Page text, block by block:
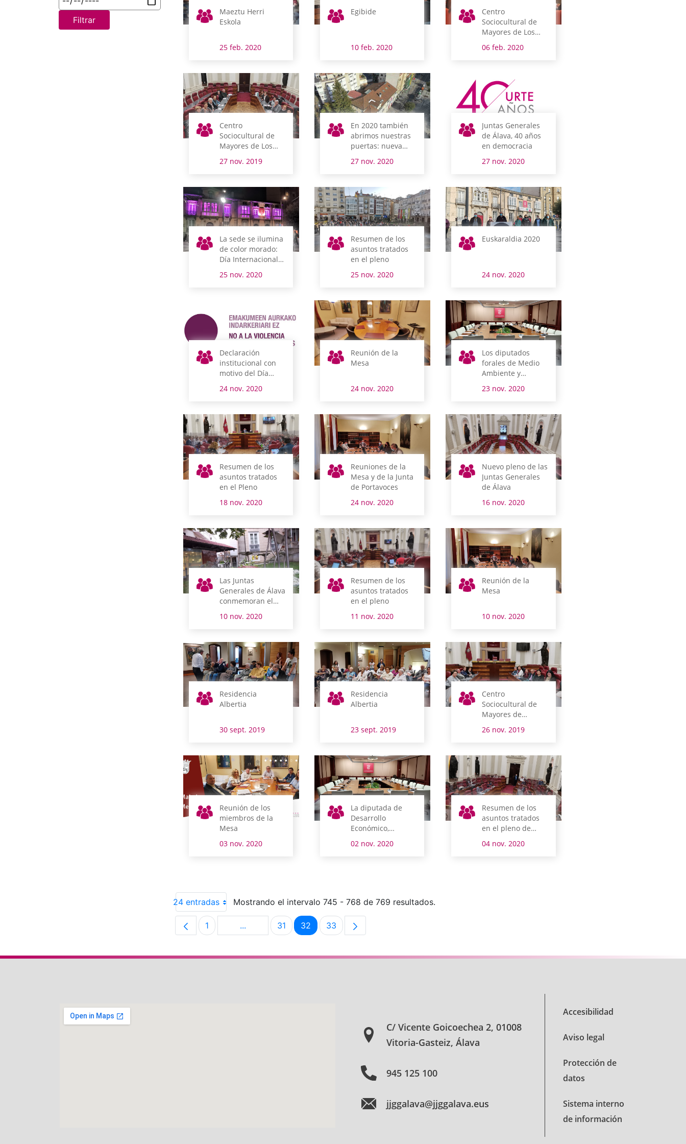
Filtrar
Maeztu Herri
Eskola
25 feb. 2020
Egibide
10 feb. 2020
Centro
Sociocultural de
Mayores de Los
06 feb. 2020
Centro
Sociocultural de
Mayores de Los
27 nov. 2019
En 2020 también
abrimos nuestras
puertas: nueva
27 nov. 2020
Juntas Generales
de Álava, 40 años
en democracia
27 nov. 2020
La sede se ilumina
de color morado:
Día Internacional
de la Violencia
25 nov. 2020
Resumen de los
asuntos tratados
en el pleno
25 nov. 2020
Euskaraldia 2020
24 nov. 2020
Declaración
institucional con
motivo del Día
la Eliminación de
la Mujer
24 nov. 2020
Reunión de la
Mesa
24 nov. 2020
Los diputados
forales de Medio
Ambiente y
Políticas Sociales y
comparecen esta
semana en
comisión
23 nov. 2020
Resumen de los
asuntos tratados
en el Pleno
18 nov. 2020
Reuniones de la
Mesa y de la Junta
de Portavoces
24 nov. 2020
Nuevo pleno de las
Juntas Generales
de Álava
16 nov. 2020
Las Juntas
Generales de Álava
conmemoran el
10 nov. 2020
Resumen de los
asuntos tratados
en el pleno
11 nov. 2020
Reunión de la
Mesa
10 nov. 2020
Residencia
Albertia
30 sept. 2019
Residencia
Albertia
23 sept. 2019
Centro
Sociocultural de
Mayores de
26 nov. 2019
Reunión de los
miembros de la
Mesa
03 nov. 2020
La diputada de
Desarrollo
Económico,
Demográfico y el
comisión
02 nov. 2020
Resumen de los
asuntos tratados
en el pleno de
04 nov. 2020
24 entradas Mostrando el intervalo 745 - 768 de 769 resultados.
Página
1 ...Páginas intermedias Use TAB para desplazarse.
Página
31 Página
32 Página
33
C/ Vicente Goicoechea 2, 01008
Vitoria-Gasteiz, Álava
945 125 100
jjggalava@jjggalava.eus
Accesibilidad
Aviso legal
Protección de
datos
Sistema interno
de información